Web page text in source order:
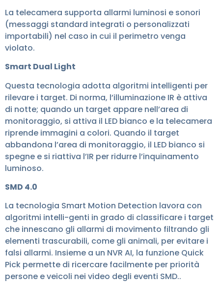
La telecamera supporta allarmi luminosi e sonori
(messaggi standard integrati o personalizzati
importabili) nel caso in cui il perimetro venga
violato.
Smart Dual Light
Questa tecnologia adotta algoritmi intelligenti per
rilevare i target. Di norma, l’illuminazione IR è attiva
di notte; quando un target appare nell’area di
monitoraggio, si attiva il LED bianco e la telecamera
riprende immagini a colori. Quando il target
abbandona l’area di monitoraggio, il LED bianco si
spegne e si riattiva l’IR per ridurre l’inquinamento
luminoso.
SMD 4.0
La tecnologia Smart Motion Detection lavora con
algoritmi intelli-genti in grado di classificare i target
che innescano gli allarmi di movimento filtrando gli
elementi trascurabili, come gli animali, per evitare i
falsi allarmi. Insieme a un NVR AI, la funzione Quick
Pick permette di ricercare facilmente per priorità
persone e veicoli nei video degli eventi SMD..